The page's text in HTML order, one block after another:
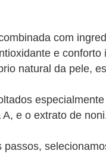
com
e
natural da pele,
e o extrato de
passos,